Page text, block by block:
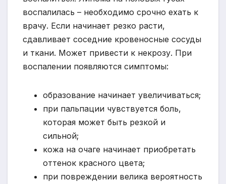
воспалилась – необходимо срочно ехать к
врачу. Если начинает резко расти,
сдавливает соседние кровеносные сосуды
и ткани. Может привести к некрозу. При
воспалении появляются симптомы:
образование начинает увеличиваться;
при пальпации чувствуется боль,
которая может быть резкой и
сильной;
кожа на очаге начинает приобретать
оттенок красного цвета;
при повреждении велика вероятность